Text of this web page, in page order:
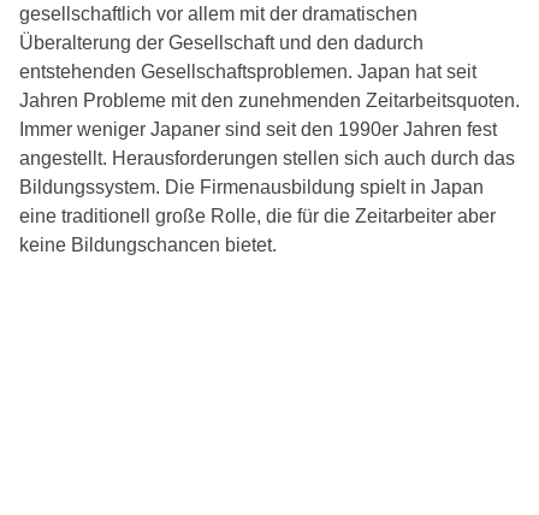
gesellschaftlich vor allem mit der dramatischen
Überalterung der Gesellschaft und den dadurch
entstehenden Gesellschaftsproblemen. Japan hat seit
Jahren Probleme mit den zunehmenden Zeitarbeitsquoten.
Immer weniger Japaner sind seit den 1990er Jahren fest
angestellt. Herausforderungen stellen sich auch durch das
Bildungssystem. Die Firmenausbildung spielt in Japan
eine traditionell große Rolle, die für die Zeitarbeiter aber
keine Bildungschancen bietet.